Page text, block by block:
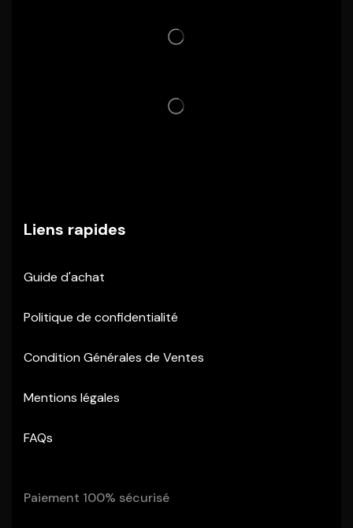
Liens rapides
Guide d'achat
Politique de confidentialité
Condition Générales de Ventes
Mentions légales
FAQs
Paiement 100% sécurisé